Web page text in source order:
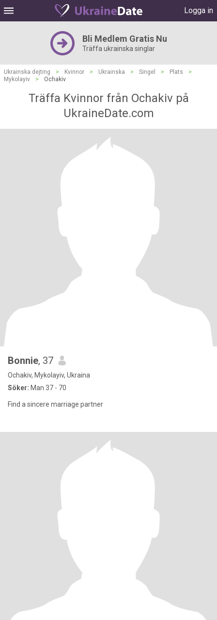
Logga in
Bli Medlem Gratis Nu
Träffa ukrainska singlar
Ukrainska dejting > Kvinnor > Ukrainska > Singel > Plats
>
Mykolayiv
> Ochakiv
Träffa Kvinnor från Ochakiv på
UkraineDate.com
Bonnie, 37
Ochakiv, Mykolayiv, Ukraina
Söker: Man 37 - 70
Find a sincere marriage partner